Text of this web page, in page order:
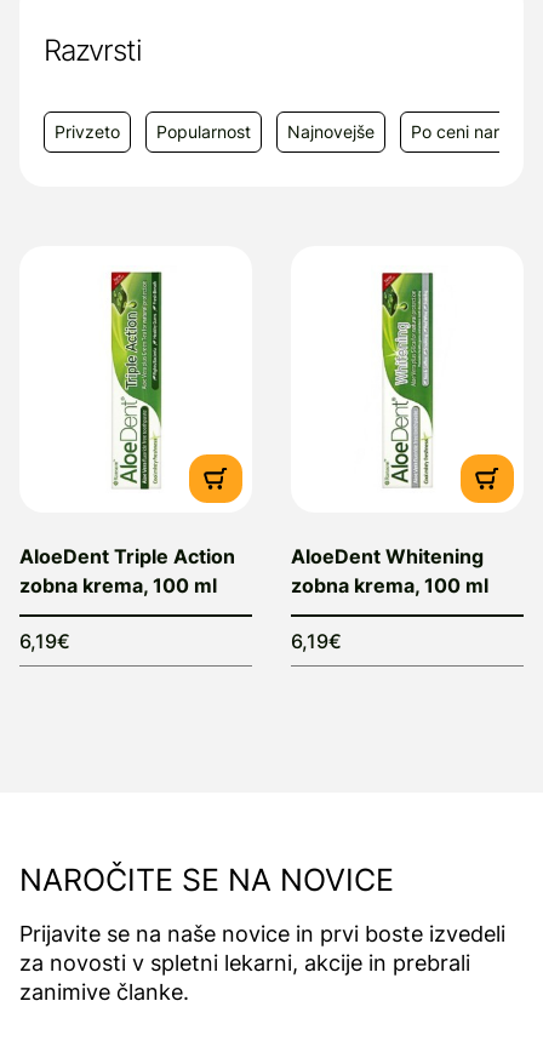
K, silicijem in oljem čajevca.
Business Tower, Ulica grada Vukovara 284,
10000 Zagreb, Hrvaška
Razvrsti
Privzeto Popularnost Najnovejše Po ceni
AloeDent Triple Action
zobna krema, 100 ml
6,19€
AloeDent Whitening
zobna krema, 100 ml
6,19€
NAROČITE SE NA NOVICE
Prijavite se na naše novice in prvi boste izvedeli
za novosti v spletni lekarni, akcije in prebrali
zanimive članke.